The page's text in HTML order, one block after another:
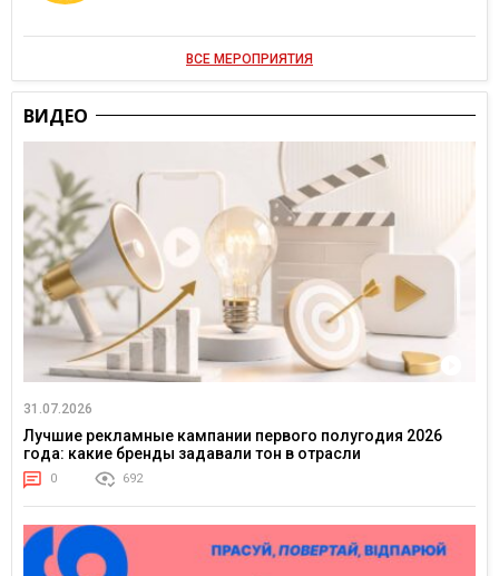
ВСЕ МЕРОПРИЯТИЯ
ВИДЕО
31.07.2026
Лучшие рекламные кампании первого полугодия 2026
года: какие бренды задавали тон в отрасли
0 692